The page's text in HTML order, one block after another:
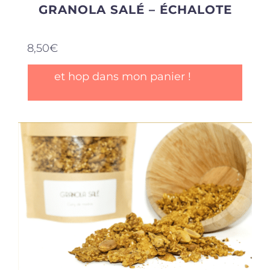
GRANOLA SALÉ – ÉCHALOTE
8,50€
et hop dans mon panier !